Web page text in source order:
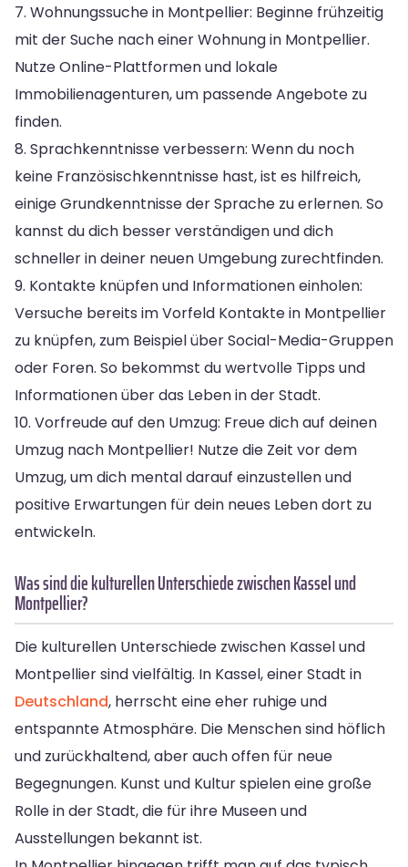
7. Wohnungssuche in Montpellier: Beginne frühzeitig
mit der Suche nach einer Wohnung in Montpellier.
Nutze Online-Plattformen und lokale
Immobilienagenturen, um passende Angebote zu
finden.
8. Sprachkenntnisse verbessern: Wenn du noch
keine Französischkenntnisse hast, ist es hilfreich,
einige Grundkenntnisse der Sprache zu erlernen. So
kannst du dich besser verständigen und dich
schneller in deiner neuen Umgebung zurechtfinden.
9. Kontakte knüpfen und Informationen einholen:
Versuche bereits im Vorfeld Kontakte in Montpellier
zu knüpfen, zum Beispiel über Social-Media-Gruppen
oder Foren. So bekommst du wertvolle Tipps und
Informationen über das Leben in der Stadt.
10. Vorfreude auf den Umzug: Freue dich auf deinen
Umzug nach Montpellier! Nutze die Zeit vor dem
Umzug, um dich mental darauf einzustellen und
positive Erwartungen für dein neues Leben dort zu
entwickeln.
Was sind die kulturellen Unterschiede zwischen Kassel und
Montpellier?
Die kulturellen Unterschiede zwischen Kassel und
Montpellier sind vielfältig. In Kassel, einer Stadt in
Deutschland, herrscht eine eher ruhige und
entspannte Atmosphäre. Die Menschen sind höflich
und zurückhaltend, aber auch offen für neue
Begegnungen. Kunst und Kultur spielen eine große
Rolle in der Stadt, die für ihre Museen und
Ausstellungen bekannt ist.